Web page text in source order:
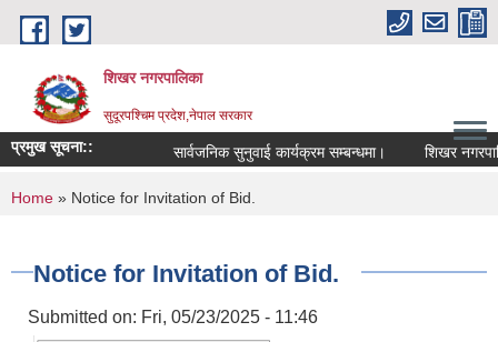
Skip to main content
शिखर नगरपालिका
सुदूरपश्चिम प्रदेश,नेपाल सरकार
प्रमुख सूचना:: सार्वजनिक सुनुवाई कार्यक्रम सम्बन्धमा। शिखर
You are here
Home » Notice for Invitation of Bid.
Notice for Invitation of Bid.
Submitted on: Fri, 05/23/2025 - 11:46